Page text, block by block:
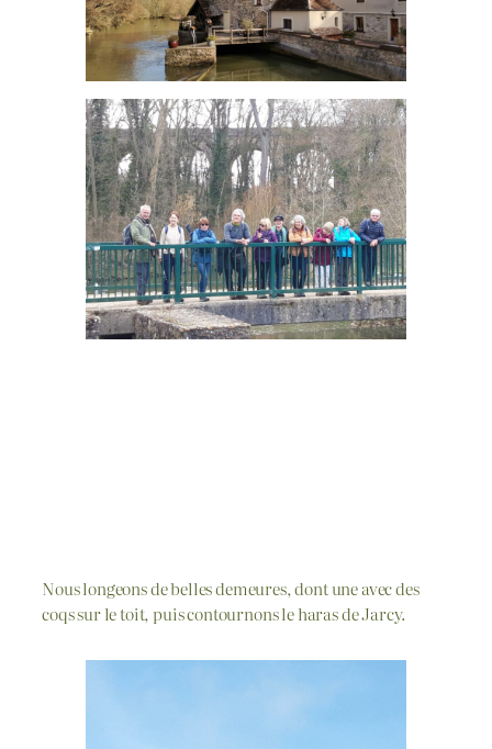
Nous longeons de belles demeures, dont une avec des
coqs sur le toit, puis contournons le haras de Jarcy.